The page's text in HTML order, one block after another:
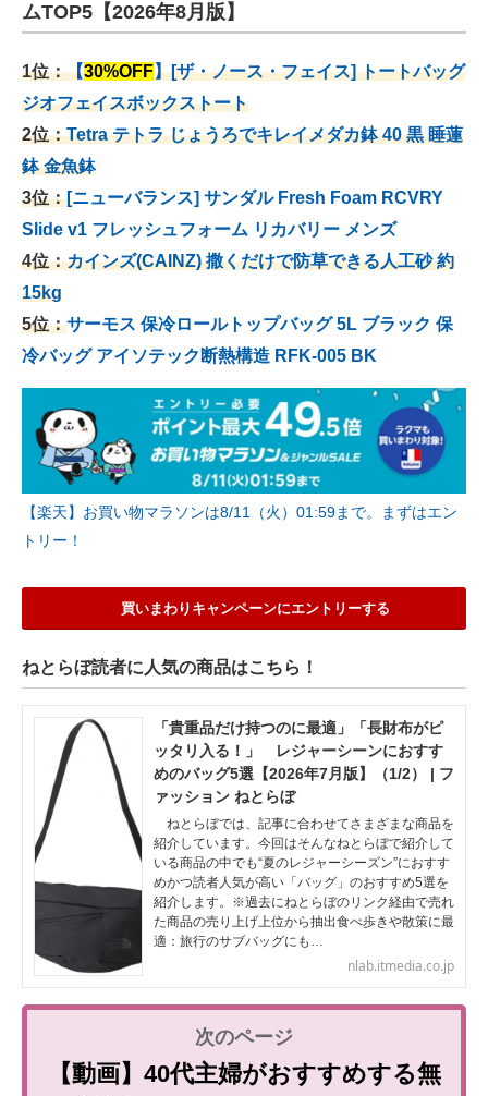
ムTOP5【2026年8月版】
1位：【30%OFF】[ザ・ノース・フェイス] トートバッグ
ジオフェイスボックストート
2位：Tetra テトラ じょうろでキレイメダカ鉢 40 黒 睡蓮
鉢 金魚鉢
3位：[ニューバランス] サンダル Fresh Foam RCVRY
Slide v1 フレッシュフォーム リカバリー メンズ
4位：カインズ(CAINZ) 撒くだけで防草できる人工砂 約
15kg
5位：サーモス 保冷ロールトップバッグ 5L ブラック 保
冷バッグ アイソテック断熱構造 RFK-005 BK
【楽天】お買い物マラソンは8/11（火）01:59まで。まずはエン
トリー！
買いまわりキャンペーンにエントリーする
ねとらぼ読者に人気の商品はこちら！
「貴重品だけ持つのに最適」「長財布がピ
ッタリ入る！」 レジャーシーンにおすす
めのバッグ5選【2026年7月版】（1/2） | フ
ァッション ねとらぼ
ねとらぼでは、記事に合わせてさまざまな商品を
紹介しています。今回はそんなねとらぼで紹介して
いる商品の中でも“夏のレジャーシーズン”におすす
めかつ読者人気が高い「バッグ」のおすすめ5選を
紹介します。※過去にねとらぼのリンク経由で売れ
た商品の売り上げ上位から抽出食べ歩きや散策に最
適：旅行のサブバッグにも…
nlab.itmedia.co.jp
【動画】40代主婦がおすすめする無